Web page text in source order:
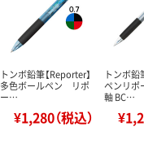
トンボ鉛筆【Reporter】
多色ボールペン リポ
ー…
¥1,280（税込）
トンボ鉛
ペンリポ
軸 BC…